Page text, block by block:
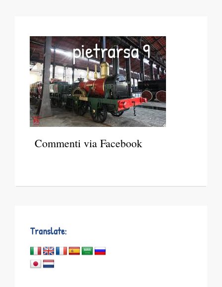
pietrarsa 9
Commenti via Facebook
Translate: